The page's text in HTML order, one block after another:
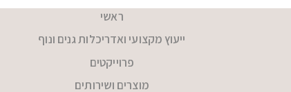
ראשי
ייעוץ מקצועי ואדריכלות גנים ונוף
פרוייקטים
מוצרים ושירותים